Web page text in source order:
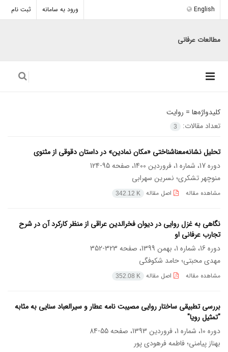
ورود به سامانه ثبت نام English
مطالعات عرفانی
کلیدواژه‌ها = روایت
تعداد مقالات:
3
تحلیل نشانه‌معناشناختی «مکان نمادین» در داستان دقوقی از مثنوی
دوره 17، شماره 1، فروردین 1400، صفحه
95-124
منوچهر تشکری؛ نسرین سهرابی
مشاهده مقاله اصل مقاله 342.12 K
نگاهی به غزل روایی در دیوان فخرالدین عراقی از منظر کارکرد آن در شرح
تجارب عرفانی او
دوره 16، شماره 1، بهمن 1399، صفحه
323-352
مهدی محبتی؛ حامد شکوفگی
مشاهده مقاله اصل مقاله 352.08 K
بررسی تطبیقی ساختار روایی مصیبت نامه عطار و سیرالعباد سنایی به مثابه
"تمثیل رویا"
دوره 10، شماره 1، فروردین 1393، صفحه
55-84
بهناز پیامنی؛ فاطمه فرهودی پور